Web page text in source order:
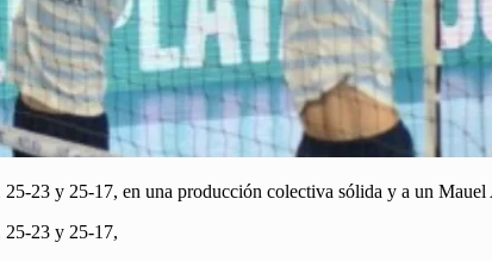
23 y 25-17, en una producción colectiva sólida y a un
25-23 y 25-17,